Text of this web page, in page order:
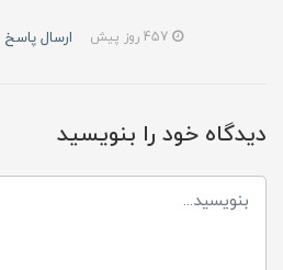
ارسال پاسخ
دیدگاه خود را بنویسید